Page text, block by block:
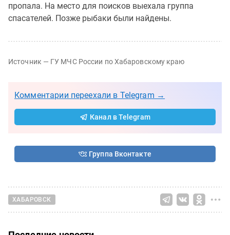
пропала. На место для поисков выехала группа
спасателей. Позже рыбаки были найдены.
Источник — ГУ МЧС России по Хабаровскому краю
Комментарии переехали в Telegram →
Канал в Telegram
Группа Вконтакте
ХАБАРОВСК